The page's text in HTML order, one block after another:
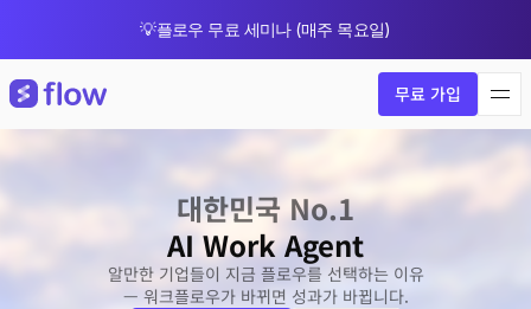
💡플로우 무료 세미나 (매주 목요일)
무료 가입
대한민국 No.1
AI Work Agent
알만한 기업들이 지금 플로우를 선택하는 이유
— 워크플로우가 바뀌면 성과가 바뀝니다.